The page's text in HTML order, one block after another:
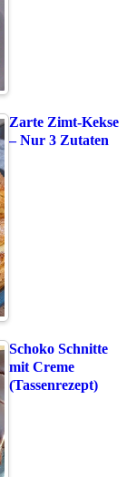
Zarte Zimt-Kekse
– Nur 3 Zutaten
Schoko Schnitte
mit Creme
(Tassenrezept)